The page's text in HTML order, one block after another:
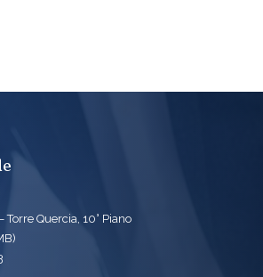
Torre Quercia, 10° Piano